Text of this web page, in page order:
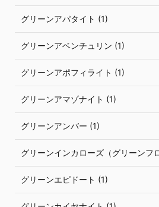
グリーンアパタイト (1)
グリーンアベンチュリン (1)
グリーンアポフィライト (1)
グリーンアマゾナイト (1)
グリーンアンバー (1)
グリーンインカローズ（グリーンフ
グリーンエピドート (1)